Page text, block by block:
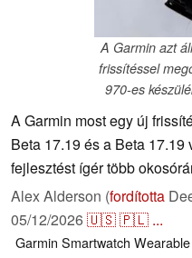
A Garmin azt
frissítéssel
970-es
A Garmin most egy új
Beta 17.19 és a Beta
fejlesztést ígér több
Alex Alderson (fordította
05/12/2026🇺🇸🇵🇱 ...
Garmin Smartwatch Wearable